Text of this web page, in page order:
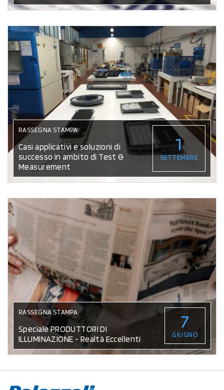
RASSEGNA STAMPA
Casi applicativi e soluzioni di
successo in ambito di Test &
Measurement
1
SETTEMBRE
RASSEGNA STAMPA
Speciale PRODUTTORI DI
ILLUMINAZIONE - Realtà Eccellenti
7
GIUGNO